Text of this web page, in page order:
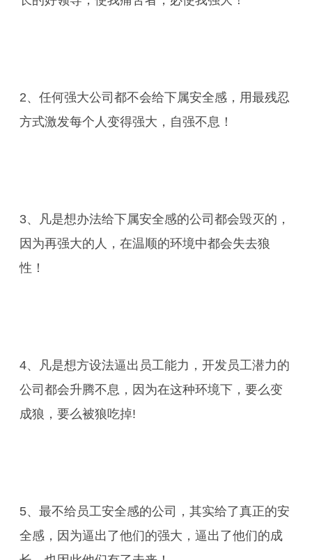
2、任何强大公司都不会给下属安全感，用最残忍
方式激发每个人变得强大，自强不息！
3、凡是想办法给下属安全感的公司都会毁灭的，
因为再强大的人，在温顺的环境中都会失去狼
性！
4、凡是想方设法逼出员工能力，开发员工潜力的
公司都会升腾不息，因为在这种环境下，要么变
成狼，要么被狼吃掉!
5、最不给员工安全感的公司，其实给了真正的安
全感，因为逼出了他们的强大，逼出了他们的成